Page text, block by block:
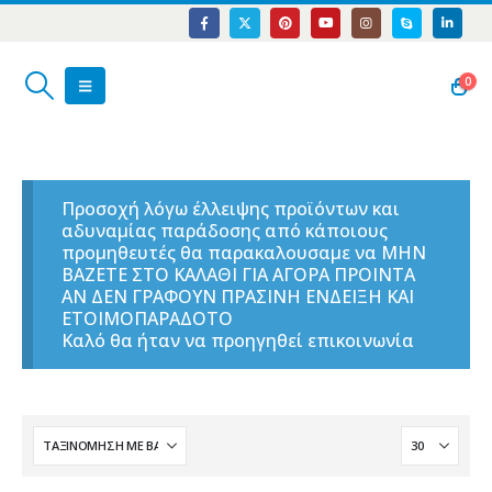
0
Προσοχή λόγω έλλειψης προϊόντων και
αδυναμίας παράδοσης από κάποιους
προμηθευτές θα παρακαλουσαμε να ΜΗΝ
ΒΑΖΕΤΕ ΣΤΟ ΚΑΛΑΘΙ ΓΙΑ ΑΓΟΡΑ ΠΡΟΙΝΤΑ
ΑΝ ΔΕΝ ΓΡΑΦΟΥΝ ΠΡΑΣΙΝΗ ΕΝΔΕΙΞΗ ΚΑΙ
ΕΤΟΙΜΟΠΑΡΑΔΟΤΟ
Καλό θα ήταν να προηγηθεί επικοινωνία